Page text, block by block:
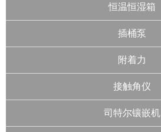
恒温恒湿箱
插桶泵
附着力
接触角仪
司特尔镶嵌机